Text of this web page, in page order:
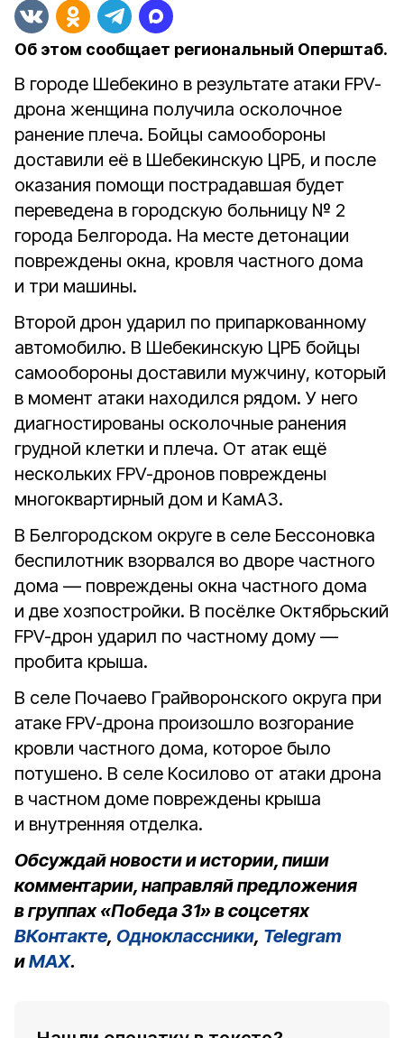
Об этом сообщает региональный Оперштаб.
В городе Шебекино в результате атаки FPV-
дрона женщина получила осколочное
ранение плеча. Бойцы самообороны
доставили её в Шебекинскую ЦРБ, и после
оказания помощи пострадавшая будет
переведена в городскую больницу № 2
города Белгорода. На месте детонации
повреждены окна, кровля частного дома
и три машины.
Второй дрон ударил по припаркованному
автомобилю. В Шебекинскую ЦРБ бойцы
самообороны доставили мужчину, который
в момент атаки находился рядом. У него
диагностированы осколочные ранения
грудной клетки и плеча. От атак ещё
нескольких FPV-дронов повреждены
многоквартирный дом и КамАЗ.
В Белгородском округе в селе Бессоновка
беспилотник взорвался во дворе частного
дома — повреждены окна частного дома
и две хозпостройки. В посёлке Октябрьский
FPV-дрон ударил по частному дому —
пробита крыша.
В селе Почаево Грайворонского округа при
атаке FPV-дрона произошло возгорание
кровли частного дома, которое было
потушено. В селе Косилово от атаки дрона
в частном доме повреждены крыша
и внутренняя отделка.
Обсуждай новости и истории, пиши
комментарии, направляй предложения
в группах «Победа 31» в соцсетях
ВКонтакте, Одноклассники, Telegram
иMAX.